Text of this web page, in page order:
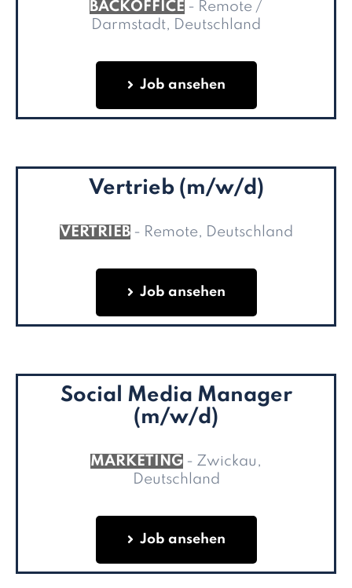
BACKOFFICE - Remote /
Darmstadt, Deutschland
Job ansehen
Vertrieb (m/w/d)
VERTRIEB- Remote, Deutschland
Job ansehen
Social Media Manager
(m/w/d)
MARKETING - Zwickau,
Deutschland
Job ansehen